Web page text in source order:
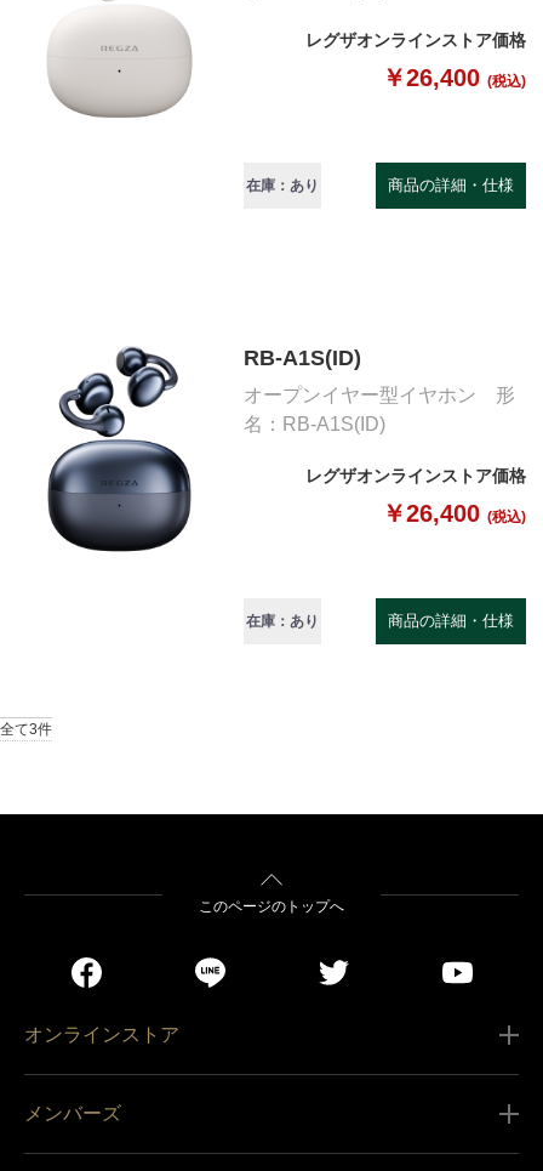
レグザオンラインストア価格
￥26,400 (税込)
在庫：あり 商品の詳細・仕様
RB-A1S(ID)
オープンイヤー型イヤホン 形
名：RB-A1S(ID)
レグザオンラインストア価格
￥26,400 (税込)
在庫：あり 商品の詳細・仕様
全て3件
このページのトップへ
オンラインストア
メンバーズ